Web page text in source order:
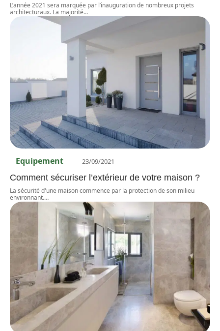
L’année 2021 sera marquée par l’inauguration de nombreux projets
architecturaux. La majorité…
Equipement 23/09/2021
Comment sécuriser l’extérieur de votre maison ?
La sécurité d'une maison commence par la protection de son milieu
environnant.…